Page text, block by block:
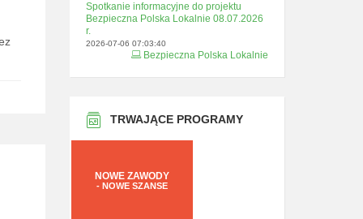
Spotkanie informacyjne do projektu
Bezpieczna Polska Lokalnie 08.07.2026
r.
2026-07-06 07:03:40
Bezpieczna Polska Lokalnie
TRWAJĄCE PROGRAMY
NOWE ZAWODY
- NOWE SZANSE